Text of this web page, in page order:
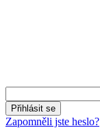
Přihlásit se
Zapomněli jste heslo?